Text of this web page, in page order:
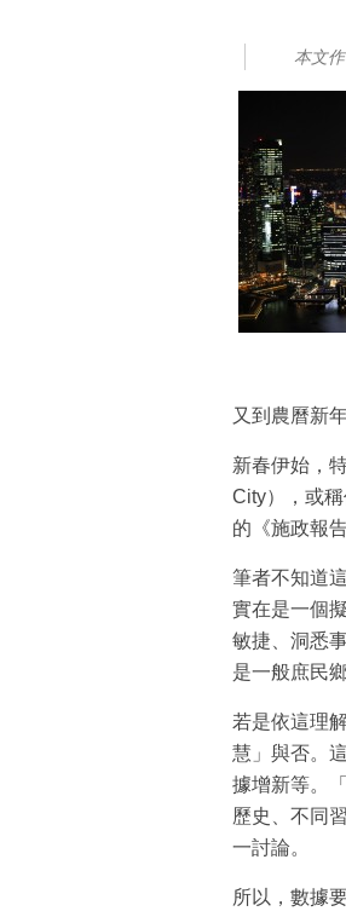
本文
又到農曆新
新春伊始，
City），或
的《施政報
筆者不知道
實在是一個
敏捷、洞悉
是一般庶民
若是依這理
慧」與否。
據增新等。
歷史、不同
一討論。
所以，數據